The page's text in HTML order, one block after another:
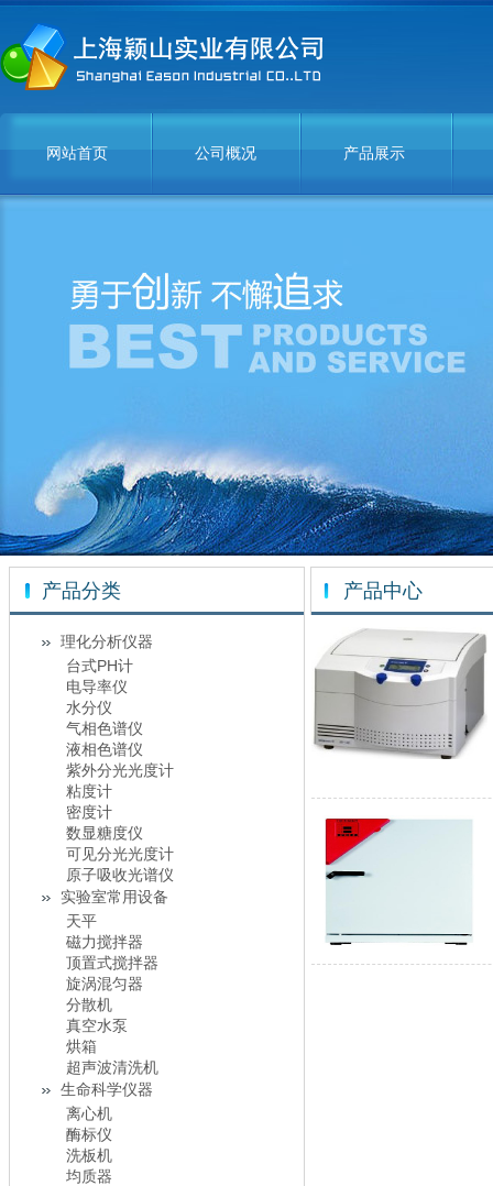
网站首页 公司概况 产品展示
理化分析仪器
台式PH计
电导率仪
水分仪
气相色谱仪
液相色谱仪
紫外分光光度计
粘度计
密度计
数显糖度仪
可见分光光度计
原子吸收光谱仪
实验室常用设备
天平
磁力搅拌器
顶置式搅拌器
旋涡混匀器
分散机
真空水泵
烘箱
超声波清洗机
生命科学仪器
离心机
酶标仪
洗板机
均质器
产品分类 产品中心